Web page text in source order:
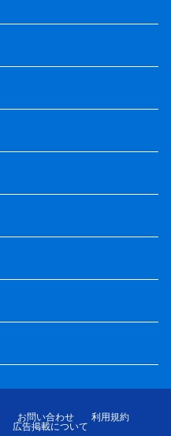
お問い合わせ
利用規約
広告掲載について